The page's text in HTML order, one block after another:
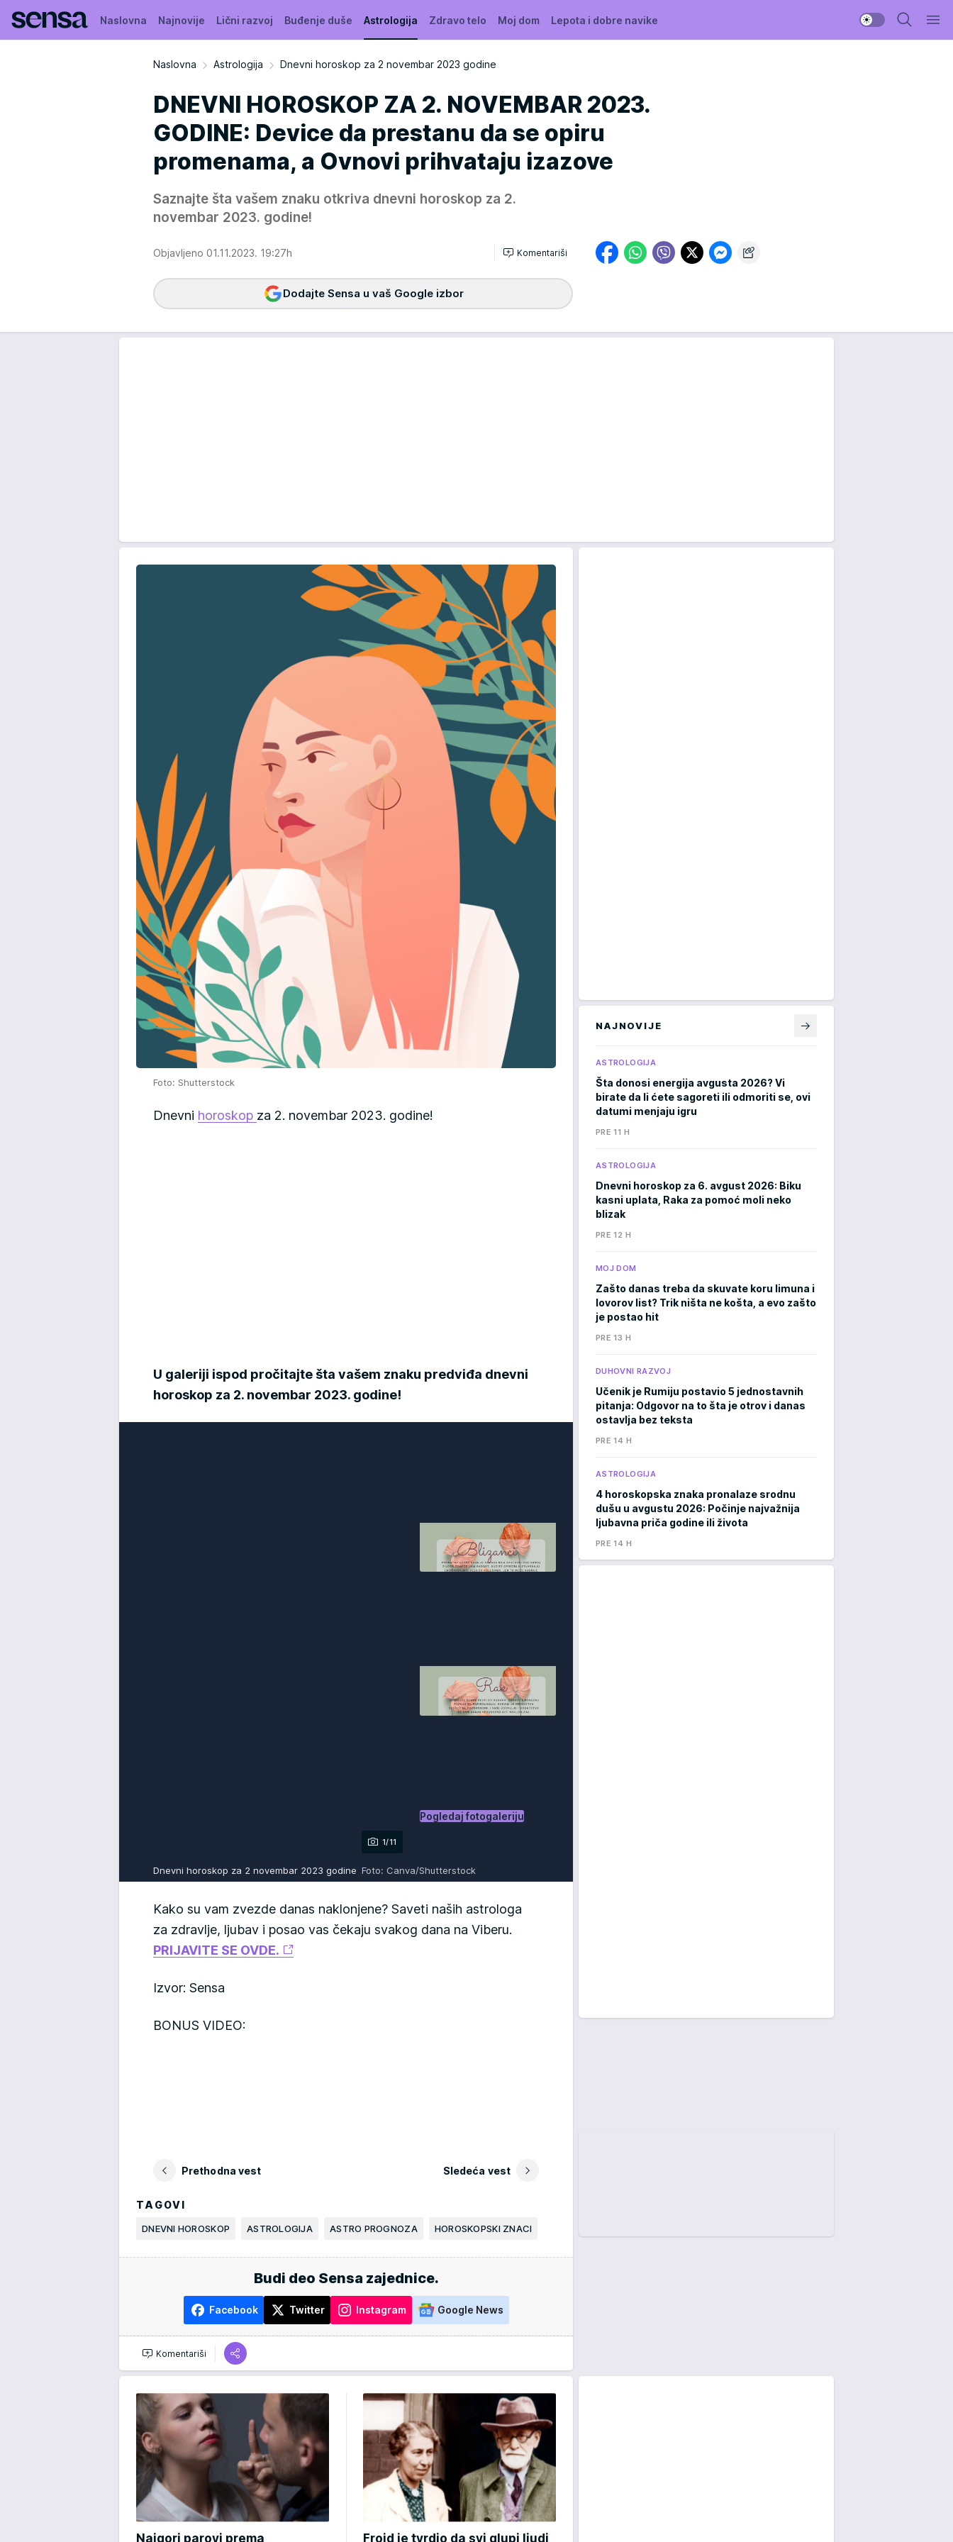
Naslovna Najnovije Lični razvoj Buđenje duše Astrologija Zdravo telo Moj dom Lepota i dobre navike
Naslovna Astrologija Dnevni horoskop za 2 novembar 2023 godine
DNEVNI HOROSKOP ZA 2. NOVEMBAR 2023.
GODINE: Device da prestanu da se opiru
promenama, a Ovnovi prihvataju izazove
Saznajte šta vašem znaku otkriva dnevni horoskop za 2.
novembar 2023. godine!
Objavljeno 01.11.2023. 19:27h Komentariši
Dodajte Sensa u vaš Google izbor
Foto: Shutterstock
Dnevni horoskop za 2. novembar 2023. godine!
U galeriji ispod pročitajte šta vašem znaku predviđa dnevni
horoskop za 2. novembar 2023. godine!
1/11
Pogledaj fotogaleriju
Dnevni horoskop za 2 novembar 2023 godine Foto: Canva/Shutterstock
Kako su vam zvezde danas naklonjene? Saveti naših astrologa
za zdravlje, ljubav i posao vas čekaju svakog dana na Viberu.
PRIJAVITE SE OVDE.
Izvor: Sensa
BONUS VIDEO:
Prethodna vest Sledeća vest
TAGOVI
DNEVNI HOROSKOP ASTROLOGIJA ASTRO PROGNOZA HOROSKOPSKI ZNACI
Budi deo Sensa zajednice.
Facebook Twitter Instagram Google News
Komentariši
NAJNOVIJE
ASTROLOGIJA
Šta donosi energija avgusta 2026? Vi
birate da li ćete sagoreti ili odmoriti se, ovi
datumi menjaju igru
PRE 11 H
ASTROLOGIJA
Dnevni horoskop za 6. avgust 2026: Biku
kasni uplata, Raka za pomoć moli neko
blizak
PRE 12 H
MOJ DOM
Zašto danas treba da skuvate koru limuna i
lovorov list? Trik ništa ne košta, a evo zašto
je postao hit
PRE 13 H
DUHOVNI RAZVOJ
Učenik je Rumiju postavio 5 jednostavnih
pitanja: Odgovor na to šta je otrov i danas
ostavlja bez teksta
PRE 14 H
ASTROLOGIJA
4 horoskopska znaka pronalaze srodnu
dušu u avgustu 2026: Počinje najvažnija
ljubavna priča godine ili života
PRE 14 H
Najgori parovi prema Frojd je tvrdio da svi glupi ljudi